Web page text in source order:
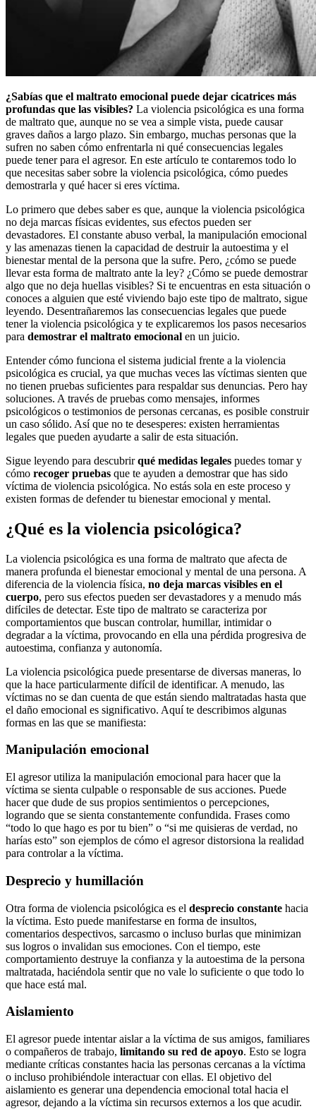
¿Sabías que el maltrato emocional puede dejar cicatrices más
profundas que las visibles? La violencia psicológica es una forma
de maltrato que, aunque no se vea a simple vista, puede causar
graves daños a largo plazo. Sin embargo, muchas personas que la
sufren no saben cómo enfrentarla ni qué consecuencias legales
puede tener para el agresor. En este artículo te contaremos todo lo
que necesitas saber sobre la violencia psicológica, cómo puedes
demostrarla y qué hacer si eres víctima.
Lo primero que debes saber es que, aunque la violencia psicológica
no deja marcas físicas evidentes, sus efectos pueden ser
devastadores. El constante abuso verbal, la manipulación emocional
y las amenazas tienen la capacidad de destruir la autoestima y el
bienestar mental de la persona que la sufre. Pero, ¿cómo se puede
llevar esta forma de maltrato ante la ley? ¿Cómo se puede demostrar
algo que no deja huellas visibles? Si te encuentras en esta situación o
conoces a alguien que esté viviendo bajo este tipo de maltrato, sigue
leyendo. Desentrañaremos las consecuencias legales que puede
tener la violencia psicológica y te explicaremos los pasos necesarios
para demostrar el maltrato emocional en un juicio.
Entender cómo funciona el sistema judicial frente a la violencia
psicológica es crucial, ya que muchas veces las víctimas sienten que
no tienen pruebas suficientes para respaldar sus denuncias. Pero hay
soluciones. A través de pruebas como mensajes, informes
psicológicos o testimonios de personas cercanas, es posible construir
un caso sólido. Así que no te desesperes: existen herramientas
legales que pueden ayudarte a salir de esta situación.
Sigue leyendo para descubrirqué medidas legales puedes tomar y
cómo recoger pruebas que te ayuden a demostrar que has sido
víctima de violencia psicológica. No estás sola en este proceso y
existen formas de defender tu bienestar emocional y mental.
¿Qué es la violencia psicológica?
La violencia psicológica es una forma de maltrato que afecta de
manera profunda el bienestar emocional y mental de una persona. A
diferencia de la violencia física, no deja marcas visibles en el
cuerpo, pero sus efectos pueden ser devastadores y a menudo más
difíciles de detectar. Este tipo de maltrato se caracteriza por
comportamientos que buscan controlar, humillar, intimidar o
degradar a la víctima, provocando en ella una pérdida progresiva de
autoestima, confianza y autonomía.
La violencia psicológica puede presentarse de diversas maneras, lo
que la hace particularmente difícil de identificar. A menudo, las
víctimas no se dan cuenta de que están siendo maltratadas hasta que
el daño emocional es significativo. Aquí te describimos algunas
formas en las que se manifiesta:
Manipulación emocional
El agresor utiliza la manipulación emocional para hacer que la
víctima se sienta culpable o responsable de sus acciones. Puede
hacer que dude de sus propios sentimientos o percepciones,
logrando que se sienta constantemente confundida. Frases como
“todo lo que hago es por tu bien” o “si me quisieras de verdad, no
harías esto” son ejemplos de cómo el agresor distorsiona la realidad
para controlar a la víctima.
Desprecio y humillación
Otra forma de violencia psicológica es el desprecio constante hacia
la víctima. Esto puede manifestarse en forma de insultos,
comentarios despectivos, sarcasmo o incluso burlas que minimizan
sus logros o invalidan sus emociones. Con el tiempo, este
comportamiento destruye la confianza y la autoestima de la persona
maltratada, haciéndola sentir que no vale lo suficiente o que todo lo
que hace está mal.
Aislamiento
El agresor puede intentar aislar a la víctima de sus amigos, familiares
o compañeros de trabajo, limitando su red de apoyo. Esto se logra
mediante críticas constantes hacia las personas cercanas a la víctima
o incluso prohibiéndole interactuar con ellas. El objetivo del
aislamiento es generar una dependencia emocional total hacia el
agresor, dejando a la víctima sin recursos externos a los que acudir.